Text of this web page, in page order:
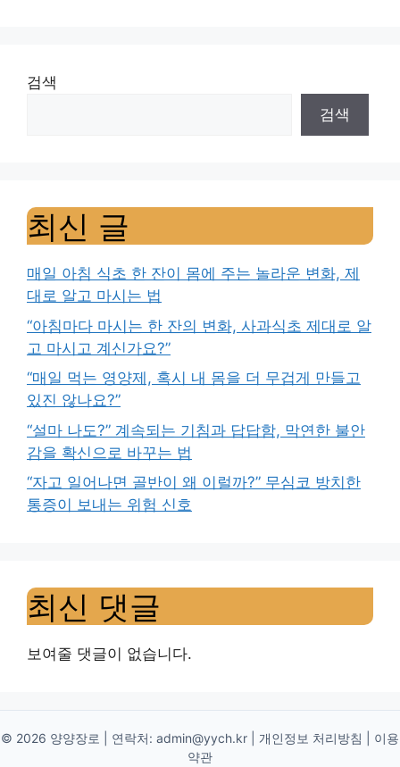
검색
검색
최신 글
매일 아침 식초 한 잔이 몸에 주는 놀라운 변화, 제
대로 알고 마시는 법
“아침마다 마시는 한 잔의 변화, 사과식초 제대로 알
고 마시고 계신가요?”
“매일 먹는 영양제, 혹시 내 몸을 더 무겁게 만들고
있진 않나요?”
“설마 나도?” 계속되는 기침과 답답함, 막연한 불안
감을 확신으로 바꾸는 법
“자고 일어나면 골반이 왜 이럴까?” 무심코 방치한
통증이 보내는 위험 신호
최신 댓글
보여줄 댓글이 없습니다.
© 2026 양양장로 | 연락처: admin@yych.kr 개인정보 처리방침
이용
약관